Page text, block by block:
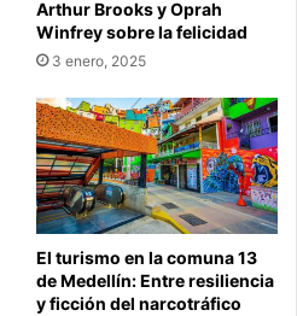
Arthur Brooks y Oprah
Winfrey sobre la felicidad
3 enero, 2025
El turismo en la comuna 13
de Medellín: Entre resiliencia
y ficción del narcotráfico